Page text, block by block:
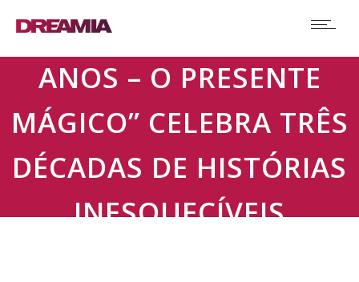
FESTIVAL PANDA: 30
ANOS – O PRESENTE
MÁGICO” CELEBRA TRÊS
DÉCADAS DE HISTÓRIAS
INESQUECÍVEIS